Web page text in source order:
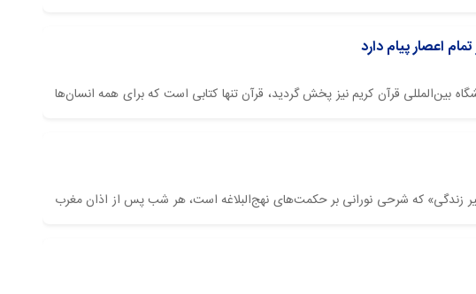
اعصار پیام دارد
بین‌المللی قرآن کریم نیز پخش گردید، قرآن تنها کتابی است که برای همه انسان‌ها
«مسیر زندگی» که شرحی نورانی بر حکمت‌های نهج‌البلاغه است، هر شب پس از اذان مغرب